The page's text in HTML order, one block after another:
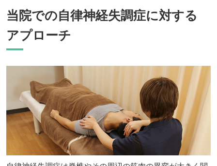
当院での自律神経失調症に対する
アプローチ